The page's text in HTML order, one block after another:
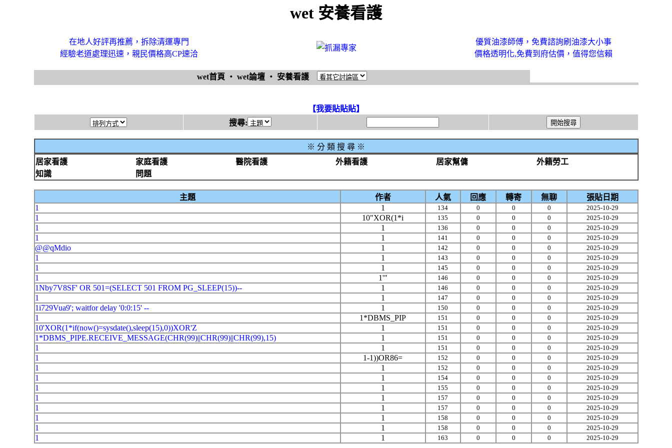
wet 安養看護
在地人好評再推薦，拆除清運專門
經驗老道處理迅速，親民價格高CP速洽
優質油漆師傅，免費諮詢刷油漆大小事
價格透明化,免費到府估價，值得您信賴
wet首頁 ‧ wet論壇 ‧ 安養看護
【我要貼貼貼】
搜尋:
※ 分 類 搜 尋 ※
居家看護
家庭看護 醫院看護 外籍看護 居家幫傭
外籍勞工
知識
問題
主題 作者 人氣 回應 轉寄 無聊
張貼日期
1
1 134 0 0 0 2025-10-29
1 10"XOR(1*i 135 0 0 0 2025-10-29
1 1 136 0 0 0 2025-10-29
1 1 141 0 0 0 2025-10-29
@@qMdio 1 142 0 0 0 2025-10-29
1 1 143 0 0 0 2025-10-29
1 1 145 0 0 0 2025-10-29
1 1'" 146 0 0 0 2025-10-29
1Nby7V8SF' OR 501=(SELECT 501 FROM PG_SLEEP(15))-- 1 146 0 0 0 2025-10-29
1 1 147 0 0 0 2025-10-29
1i729Vua9'; waitfor delay '0:0:15' -- 1 150 0 0 0 2025-10-29
1 1*DBMS_PIP 151 0 0 0 2025-10-29
10'XOR(1*if(now()=sysdate(),sleep(15),0))XOR'Z 1 151 0 0 0 2025-10-29
1*DBMS_PIPE.RECEIVE_MESSAGE(CHR(99)||CHR(99)||CHR(99),15) 1 151 0 0 0 2025-10-29
1 1 151 0 0 0 2025-10-29
1 1-1))OR86= 152 0 0 0 2025-10-29
1 1 152 0 0 0 2025-10-29
1 1 154 0 0 0 2025-10-29
1 1 155 0 0 0 2025-10-29
1 1 157 0 0 0 2025-10-29
1 1 157 0 0 0 2025-10-29
1 1 158 0 0 0 2025-10-29
1 1 158 0 0 0 2025-10-29
1 1 163 0 0 0 2025-10-29